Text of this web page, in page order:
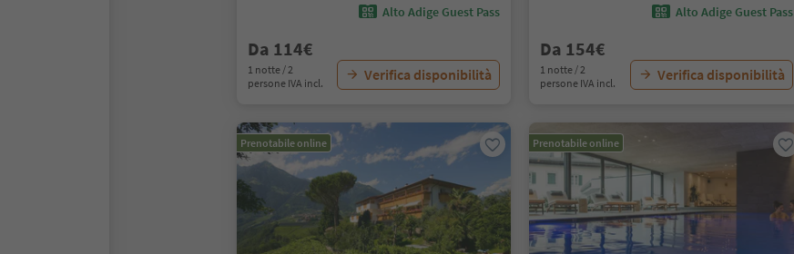
Alto Adige Guest Pass
Da 114€
1 notte / 2
persone IVA incl.
Verifica disponibilità
Alto Adige Guest Pass
Da 154€
1 notte / 2
persone IVA incl.
Verifica disponibilità
Prenotabile online Prenotabile online